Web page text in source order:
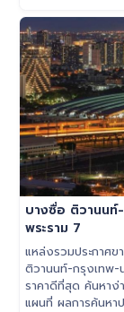
บางซื่อ ติวานนท์
พระราม 7
แหล่งรวมประกาศ
ติวานนท์-กรุงเทพ-
ราคาดีที่สุด ค้นหาง่
แผนที่ ผลการค้นหา